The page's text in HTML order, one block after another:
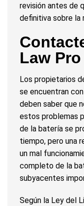
revisión antes de
definitiva sobre la
Law Pro
Los propietarios
se encuentran
deben saber que
estos problemas
de la batería se
tiempo, pero una
un mal
completo de la
subyacentes
Según la Ley del